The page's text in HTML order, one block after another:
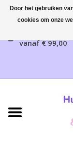
Gratis
vanaf € 99,00
Home
Bruidsaccessoires
Door het gebruiken
cookies om onze